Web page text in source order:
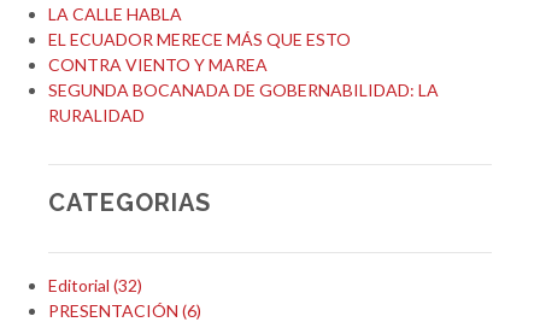
LA CALLE HABLA
EL ECUADOR MERECE MÁS QUE ESTO
CONTRA VIENTO Y MAREA
SEGUNDA BOCANADA DE GOBERNABILIDAD: LA
RURALIDAD
CATEGORIAS
Editorial (32)
PRESENTACIÓN (6)